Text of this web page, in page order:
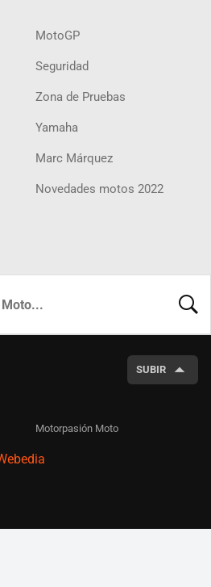
MotoGP
Seguridad
Zona de Pruebas
Yamaha
Marc Márquez
Novedades motos 2022
SUBIR
Motorpasión Moto